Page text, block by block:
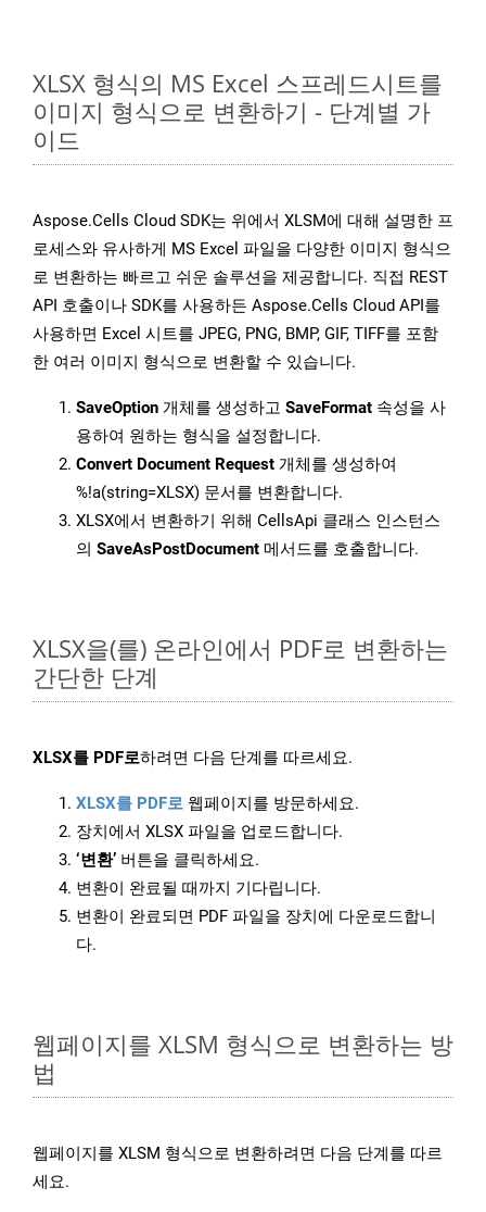
XLSX 형식의 MS Excel 스프레드시트를
이미지 형식으로 변환하기 - 단계별 가
이드
Aspose.Cells Cloud SDK는 위에서 XLSM에 대해 설명한 프
로세스와 유사하게 MS Excel 파일을 다양한 이미지 형식으
로 변환하는 빠르고 쉬운 솔루션을 제공합니다. 직접 REST
API 호출이나 SDK를 사용하든 Aspose.Cells Cloud API를
사용하면 Excel 시트를 JPEG, PNG, BMP, GIF, TIFF를 포함
한 여러 이미지 형식으로 변환할 수 있습니다.
SaveOption 개체를 생성하고 SaveFormat 속성을 사
용하여 원하는 형식을 설정합니다.
Convert Document Request 개체를 생성하여
%!a(string=XLSX) 문서를 변환합니다.
XLSX에서 변환하기 위해 CellsApi 클래스 인스턴스
의 SaveAsPostDocument 메서드를 호출합니다.
XLSX을(를) 온라인에서 PDF로 변환하는
간단한 단계
XLSX를 PDF로하려면 다음 단계를 따르세요.
XLSX를 PDF로 웹페이지를 방문하세요.
장치에서 XLSX 파일을 업로드합니다.
‘변환’ 버튼을 클릭하세요.
변환이 완료될 때까지 기다립니다.
변환이 완료되면 PDF 파일을 장치에 다운로드합니
다.
웹페이지를 XLSM 형식으로 변환하는 방
법
웹페이지를 XLSM 형식으로 변환하려면 다음 단계를 따르
세요.